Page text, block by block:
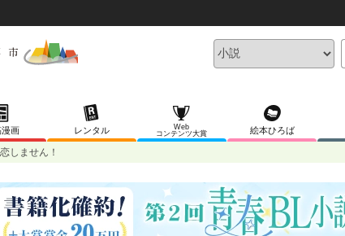
画 レンタル
Web
コンテンツ大賞
絵本ひろば
しません！